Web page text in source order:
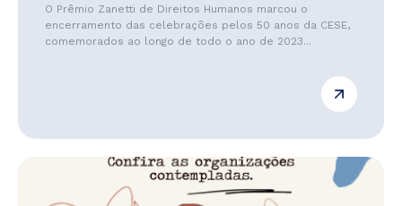
O Prêmio Zanetti de Direitos Humanos marcou o
encerramento das celebrações pelos 50 anos da CESE,
comemorados ao longo de todo o ano de 2023...